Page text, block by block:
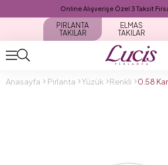
Online Alışverişe Özel 3 Taksit
PIRLANTA
TAKILAR
ELMAS
TAKILAR
Anasayfa Pırlanta Yüzük Renkli 0.58